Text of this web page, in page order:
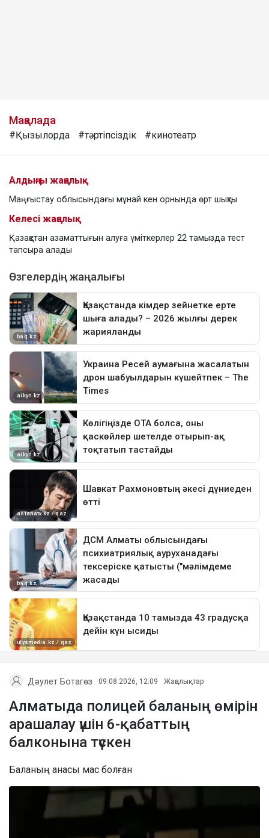
Мақалада
#Қызылорда #тәртіпсіздік #кинотеатр
Алдыңғы жаңалық
Маңғыстау облысындағы мұнай кен орнында өрт шықты
Келесі жаңалық
Қазақстан азаматтығын алуға үміткерлер 22 тамызда тест
тапсыра алады
Дәулет Ботагөз 09.08.2026, 12:09 Жаңалықтар
Алматыда полицей баланың өмірін
арашалау үшін 6-қабаттың
балконына түскен
Баланың анасы мас болған